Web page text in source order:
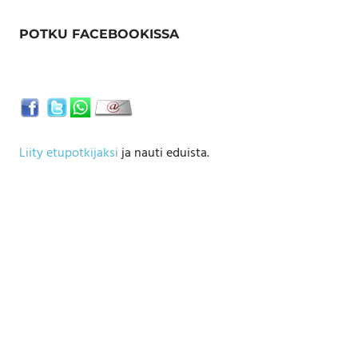
POTKU FACEBOOKISSA
Liity etupotkijaksija nauti eduista.